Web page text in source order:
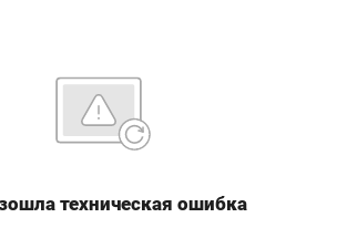
техническая ошибка